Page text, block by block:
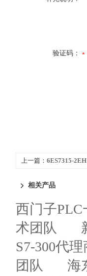
验证码：
上一篇： 6ES7315-
相关产品
西门子
术团队
S7-300代
团队
海